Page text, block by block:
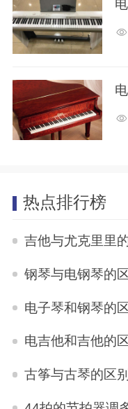
热点排行榜
吉他与尤克里里
钢琴与电钢琴的
电子琴和钢琴的
电吉他和吉他的
古筝与古琴的区别